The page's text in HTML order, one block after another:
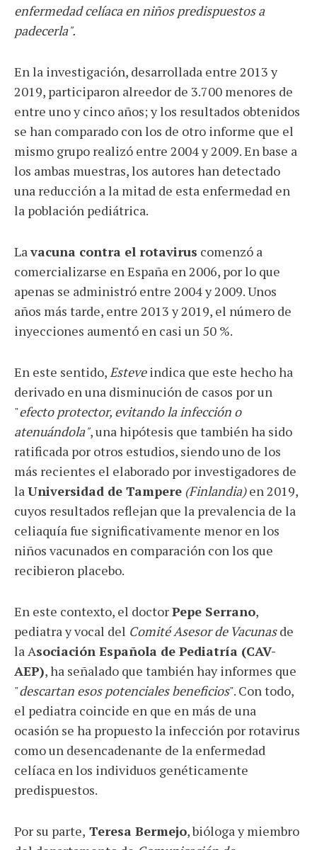
enfermedad celíaca en niños predispuestos a
padecerla".
En la investigación, desarrollada entre 2013 y
2019, participaron alreedor de 3.700 menores de
entre uno y cinco años; y los resultados obtenidos
se han comparado con los de otro informe que el
mismo grupo realizó entre 2004 y 2009. En base a
los ambas muestras, los autores han detectado
una reducción a la mitad de esta enfermedad en
la población pediátrica.
Lavacuna contra el rotavirus comenzó a
comercializarse en España en 2006, por lo que
apenas se administró entre 2004 y 2009. Unos
años más tarde, entre 2013 y 2019, el número de
inyecciones aumentó en casi un 50 %.
En este sentido,Esteveindica que este hecho ha
derivado en una disminución de casos por un
"efecto protector, evitando la infección o
atenuándola", una hipótesis que también ha sido
ratificada por otros estudios, siendo uno de los
más recientes el elaborado por investigadores de
laUniversidad de Tampere (Finlandia)en 2019,
cuyos resultados reflejan que la prevalencia de la
celiaquía fue significativamente menor en los
niños vacunados en comparación con los que
recibieron placebo.
En este contexto, el doctorPepe Serrano,
pediatra y vocal del Comité Asesor de Vacunasde
la Asociación Española de Pediatría (CAV-
AEP), ha señalado que también hay informes que
"descartan esos potenciales beneficios". Con todo,
el pediatra coincide en que en más de una
ocasión se ha propuesto la infección por rotavirus
como un desencadenante de la enfermedad
celíaca en los individuos genéticamente
predispuestos.
Por su parte, Teresa Bermejo, bióloga y miembro